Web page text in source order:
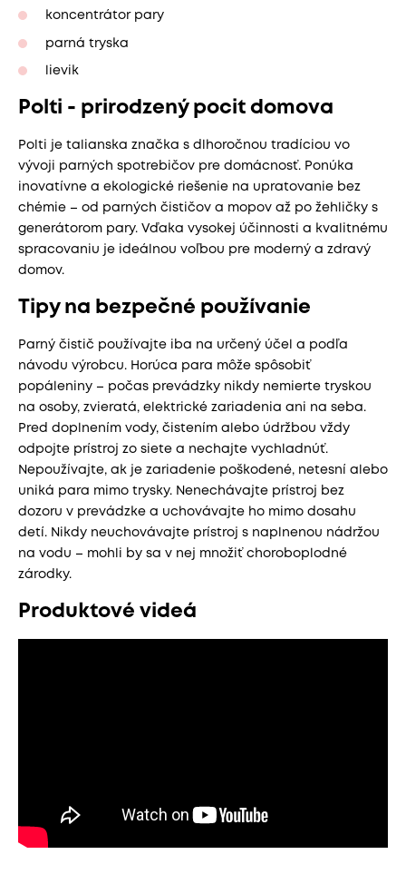
koncentrátor pary
parná tryska
lievik
Polti - prirodzený pocit domova
Polti je talianska značka s dlhoročnou tradíciou vo
vývoji parných spotrebičov pre domácnosť. Ponúka
inovatívne a ekologické riešenie na upratovanie bez
chémie – od parných čističov a mopov až po žehličky s
generátorom pary. Vďaka vysokej účinnosti a kvalitnému
spracovaniu je ideálnou voľbou pre moderný a zdravý
domov.
Tipy na bezpečné používanie
Parný čistič používajte iba na určený účel a podľa
návodu výrobcu. Horúca para môže spôsobiť
popáleniny – počas prevádzky nikdy nemierte tryskou
na osoby, zvieratá, elektrické zariadenia ani na seba.
Pred doplnením vody, čistením alebo údržbou vždy
odpojte prístroj zo siete a nechajte vychladnúť.
Nepoužívajte, ak je zariadenie poškodené, netesní alebo
uniká para mimo trysky. Nenechávajte prístroj bez
dozoru v prevádzke a uchovávajte ho mimo dosahu
detí. Nikdy neuchovávajte prístroj s naplnenou nádržou
na vodu – mohli by sa v nej množiť choroboplodné
zárodky.
Produktové videá